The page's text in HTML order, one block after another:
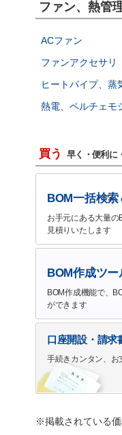
ファン、熱管
ACファン
ファンアクセサリ
ヒートパイプ、蒸
熱電、ペルチェモ
買う 早く・便利に
BOM一括検索
お手元にある大量
見積りいたします
BOM作成ツー
BOM作成機能で、
ができます
口座開設・請求
手続きカンタン、お
※掲載されている価